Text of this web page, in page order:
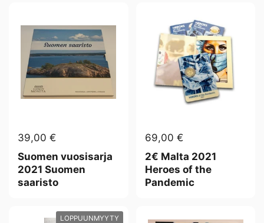
39,00 €
Suomen vuosisarja
2021 Suomen
saaristo
69,00 €
2€ Malta 2021
Heroes of the
Pandemic
LOPPUUNMYYTY